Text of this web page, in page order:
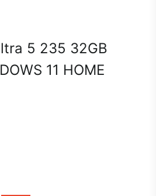
5 235 32GB
11 HOME